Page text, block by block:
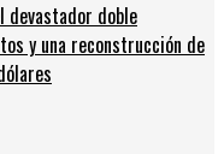
devastador doble
y una reconstrucción de